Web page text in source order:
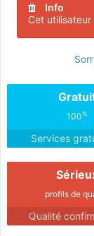
Info
Cet utilisateur
100%
Services
profils de
Qualité